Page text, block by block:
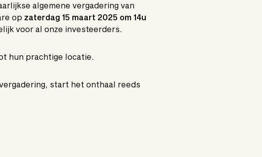
algemene vergadering van
op zaterdag 15 maart 2025 om 14u
voor al onze investeerders.
hun prachtige locatie.
start het onthaal reeds